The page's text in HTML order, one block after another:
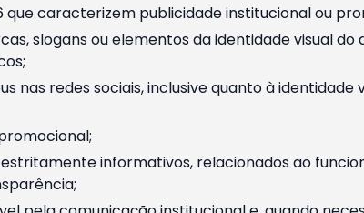
caracterizem publicidade institucional ou
slogans ou elementos da identidade visual do
nas redes sociais, inclusive quanto à identidade
informativos, relacionados ao